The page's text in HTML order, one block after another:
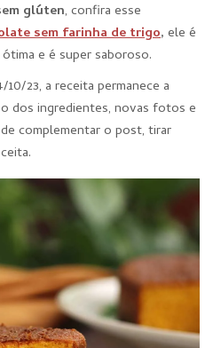
glúten, confira esse
sem farinha de trigo, ele é
e é super saboroso.
23, a receita permanece a
dos ingredientes, novas fotos e
complementar o post, tirar